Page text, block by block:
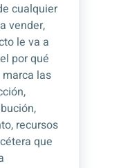
cualquier
vender,
le va a
por qué
las
recursos
que